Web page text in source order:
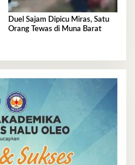
Duel Sajam Dipicu Miras, Satu
Orang Tewas di Muna Barat